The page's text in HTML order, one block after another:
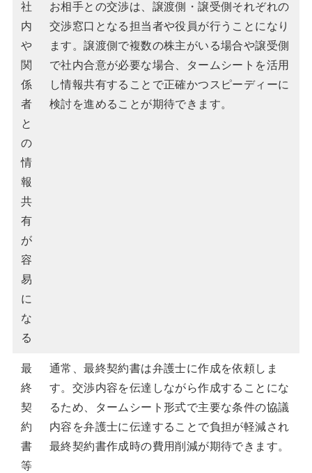
社
内
や
関
係
者
と
の
情
報
共
有
が
容
易
に
な
る
お相手との交渉は、譲渡側・譲受側それぞれの
交渉窓口となる担当者や役員が行うことになり
ます。譲渡側で複数の株主がいる場合や譲受側
で社内合意が必要な場合、タームシートを活用
し情報共有することで正確かつスピーディーに
検討を進めることが期待できます。
最
終
契
約
書
等
通常、最終契約書は弁護士に作成を依頼しま
す。交渉内容を伝達しながら作成することにな
るため、タームシート形式で主要な条件の協議
内容を弁護士に伝達することで負担が軽減され
最終契約書作成時の費用削減が期待できます。